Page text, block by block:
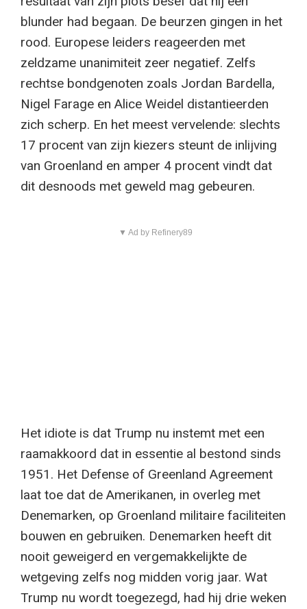
blunder had begaan. De beurzen gingen in het
rood. Europese leiders reageerden met
zeldzame unanimiteit zeer negatief. Zelfs
rechtse bondgenoten zoals Jordan Bardella,
Nigel Farage en Alice Weidel distantieerden
zich scherp. En het meest vervelende: slechts
17 procent van zijn kiezers steunt de inlijving
van Groenland en amper 4 procent vindt dat
dit desnoods met geweld mag gebeuren.
▼ Ad by Refinery89
Het idiote is dat Trump nu instemt met een
raamakkoord dat in essentie al bestond sinds
1951. Het Defense of Greenland Agreement
laat toe dat de Amerikanen, in overleg met
Denemarken, op Groenland militaire faciliteiten
bouwen en gebruiken. Denemarken heeft dit
nooit geweigerd en vergemakkelijkte de
wetgeving zelfs nog midden vorig jaar. Wat
Trump nu wordt toegezegd, had hij drie weken